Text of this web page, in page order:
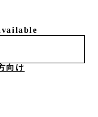
向け